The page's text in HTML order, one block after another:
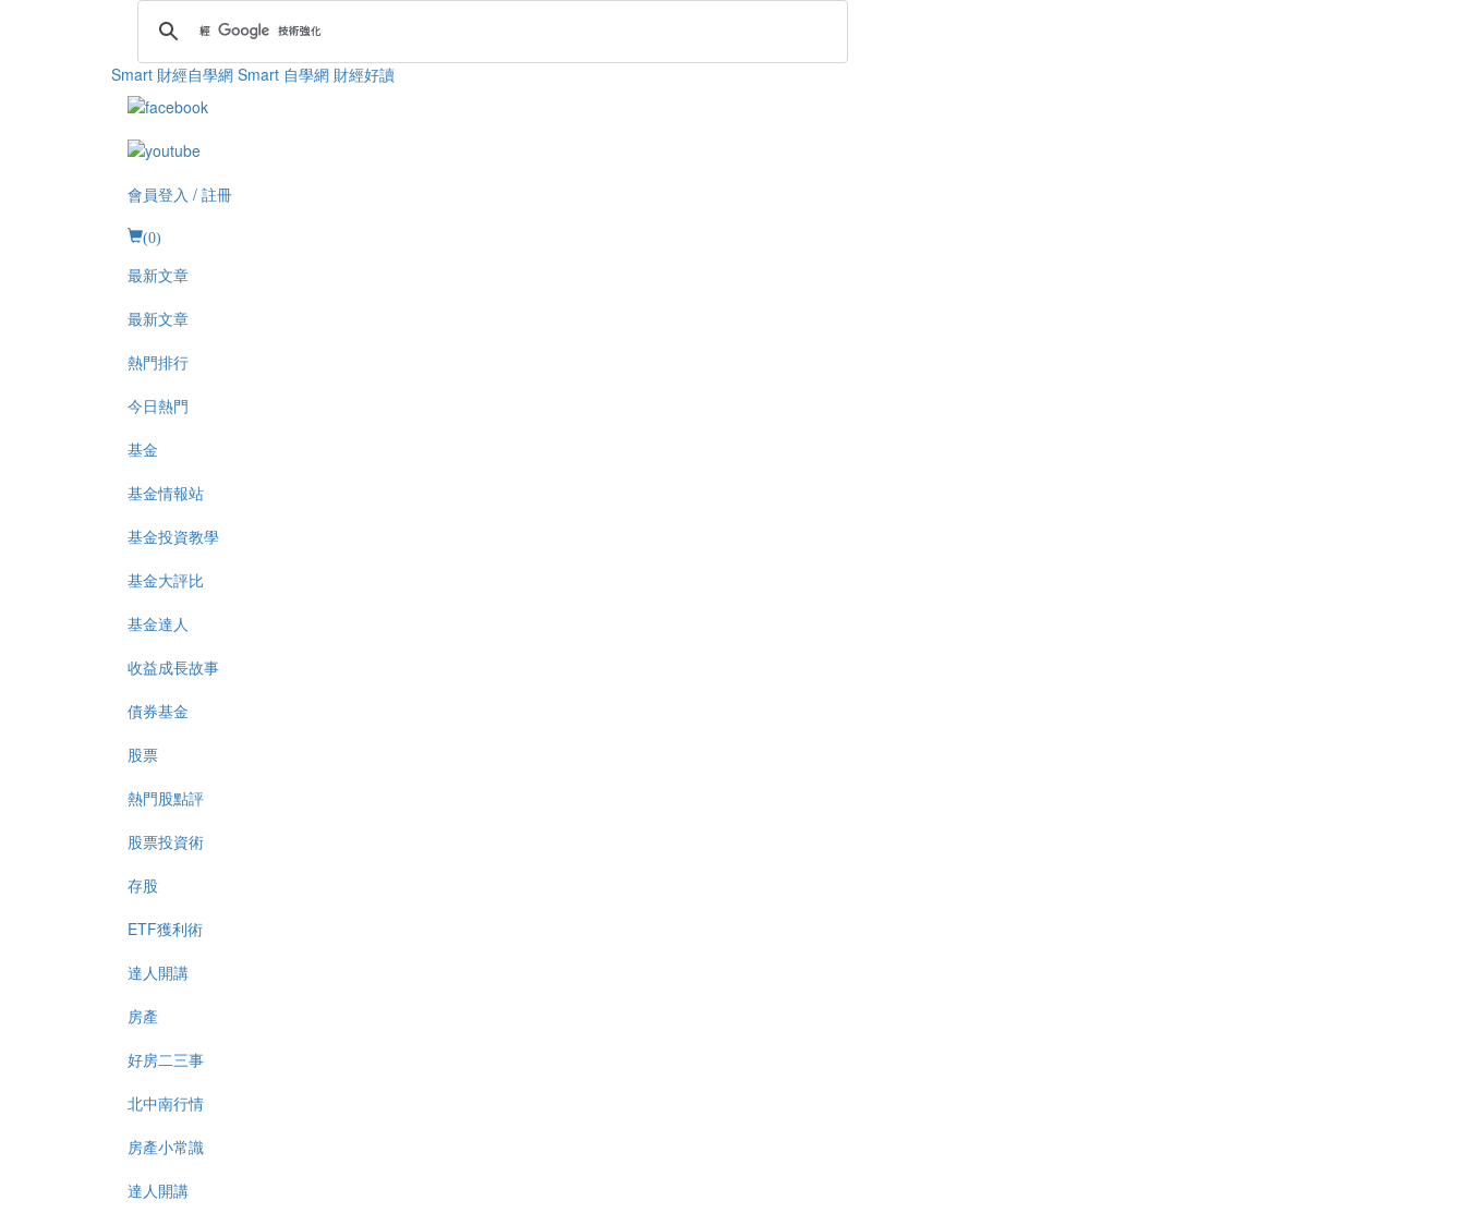
Smart 財經自學網 Smart 自學網 財經好讀
會員登入 / 註冊
(0)
最新文章
最新文章
熱門排行
今日熱門
基金
基金情報站
基金投資教學
基金大評比
基金達人
收益成長故事
債券基金
股票
熱門股點評
股票投資術
存股
ETF獲利術
達人開講
房產
好房二三事
北中南行情
房產小常識
達人開講